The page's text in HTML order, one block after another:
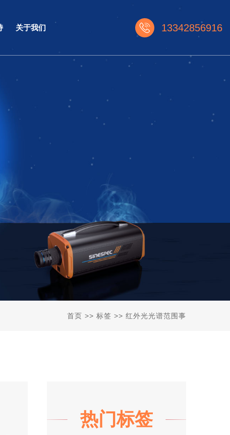
关于我们 13342856916
首页 >> 标签 >> 红外光光谱范围事
热门标签